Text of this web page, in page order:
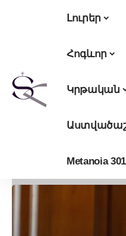
Լուրեր
Հոգևոր
Կրթական
Metanoia 301